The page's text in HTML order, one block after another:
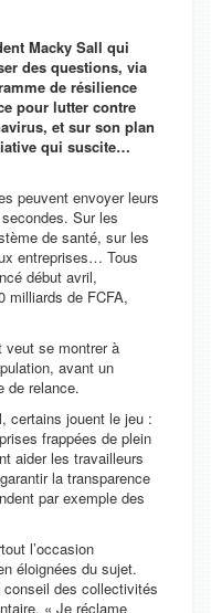
Macky Sall qui
des questions, via
de résilience
pour lutter contre
et sur son plan
qui suscite…
peuvent envoyer leurs
Sur les
de santé, sur les
entreprises… Tous
début avril,
milliards de FCFA,
veut se montrer à
avant un
de relance.
certains jouent le jeu :
frappées de plein
aider les travailleurs
la transparence
par exemple des
l’occasion
éloignées du sujet.
des collectivités
« Je réclame